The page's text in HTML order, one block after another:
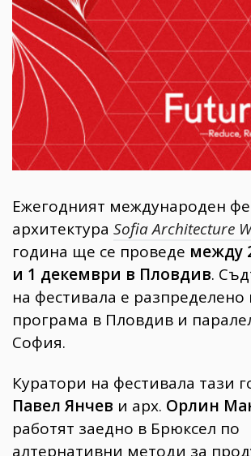
30+ 1970
Гурме 1710
Пътувай
237
Здраве 389
Gentlemen
382
Wellness
1817
ПОСЛЕДВАЙТЕ
Ежегодният международен
архитектура Sofia Architecture
година ще се проведе между
и 1 декември в Пловдив.
на фестивала е разпределено
програма в Пловдив и
София.
Куратори на фестивала тази
Павел Янчев и арх. Орлин
работят заедно в Брюксел по
алтернативни методи за